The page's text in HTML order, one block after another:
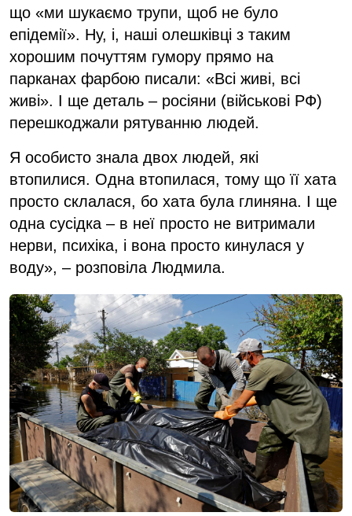
що «ми шукаємо трупи, щоб не було
епідемії». Ну, і, наші олешківці з таким
хорошим почуттям гумору прямо на
парканах фарбою писали: «Всі живі, всі
живі». І ще деталь – росіяни (військові РФ)
перешкоджали рятуванню людей.
Я особисто знала двох людей, які
втопилися. Одна втопилася, тому що її хата
просто склалася, бо хата була глиняна. І ще
одна сусідка – в неї просто не витримали
нерви, психіка, і вона просто кинулася у
воду», – розповіла Людмила.